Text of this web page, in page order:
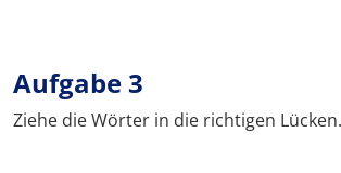
Aufgabe 3
Ziehe die Wörter in die richtigen Lücken.